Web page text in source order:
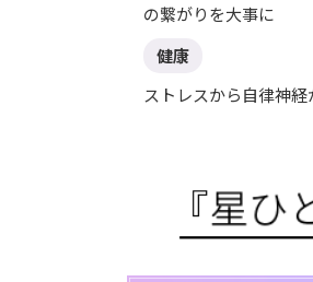
の繋がりを大事に
健康
ストレスから自律神